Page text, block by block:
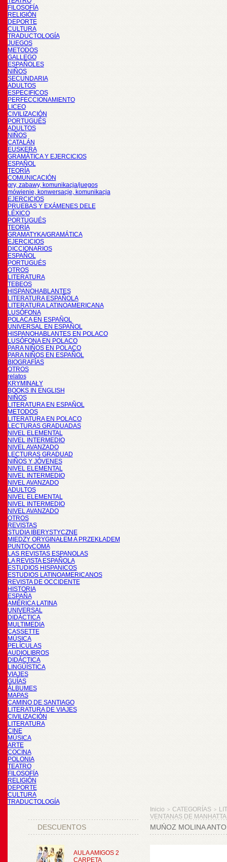
FILOSOFÍA
RELIGIÓN
DEPORTE
CULTURA
TRADUCTOLOGÍA
JUEGOS
METODOS
GALLEGO
ESPAÑOLES
NIÑOS
SECUNDARIA
ADULTOS
ESPECIFICOS
PERFECCIONAMIENTO
LICEO
CIVILIZACIÓN
PORTUGUÉS
ADULTOS
NIÑOS
CATALÁN
EUSKERA
GRAMÁTICA Y EJERCICIOS
ESPAÑOL
TEORÍA
COMUNICACIÓN
gry, zabawy, komunikacja/juegos
mówienie, konwersacje, komunikacja
EJERCICIOS
PRUEBAS Y EXÁMENES DELE
LÉXICO
PORTUGUÉS
TEORÍA
GRAMATYKA/GRAMÁTICA
EJERCICIOS
DICCIONARIOS
ESPAÑOL
PORTUGUÉS
OTROS
LITERATURA
TEBEOS
HISPANOHABLANTES
LITERATURA ESPAÑOLA
LITERATURA LATINOAMERICANA
LUSÓFONA
POLACA EN ESPAÑOL
UNIVERSAL EN ESPAÑOL
HISPANOHABLANTES EN POLACO
LUSÓFONA EN POLACO
PARA NIÑOS EN POLACO
PARA NIÑOS EN ESPAÑOL
BIOGRAFÍAS
OTROS
relatos
KRYMINAŁY
BOOKS IN ENGLISH
NIÑOS
LITERATURA EN ESPAÑOL
METODOS
LITERATURA EN POLACO
LECTURAS GRADUADAS
NIVEL ELEMENTAL
NIVEL INTERMEDIO
NIVEL AVANZADO
LECTURAS GRADUAD
NIÑOS Y JÓVENES
NIVEL ELEMENTAL
NIVEL INTERMEDIO
NIVEL AVANZADO
ADULTOS
NIVEL ELEMENTAL
NIVEL INTERMEDIO
NIVEL AVANZADO
OTROS
REVISTAS
STUDIA IBERYSTYCZNE
MIĘDZY ORYGINAŁEM A PRZEKŁADEM
PUNTOyCOMA
LAS REVISTAS ESPANOLAS
LA REVISTA ESPAÑOLA
ESTUDIOS HISPANICOS
ESTUDIOS LATINOAMERICANOS
REVISTA DE OCCIDENTE
HISTORIA
ESPAÑA
AMÉRICA LATINA
UNIVERSAL
DIDÁCTICA
MULTIMEDIA
CASSETTE
MÚSICA
PELÍCULAS
AUDIOLIBROS
DIDÁCTICA
LINGÜÍSTICA
VIAJES
GUÍAS
ÁLBUMES
MAPAS
CAMINO DE SANTIAGO
LITERATURA DE VIAJES
CIVILIZACIÓN
LITERATURA
CINE
MÚSICA
ARTE
COCINA
POLONIA
TEATRO
FILOSOFÍA
RELIGIÓN
DEPORTE
CULTURA
TRADUCTOLOGÍA
DESCUENTOS
AULA AMIGOS 2
CARPETA
Inicio > CATEGORÍAS >
VENTANAS DE
MUŃOZ MOLINA